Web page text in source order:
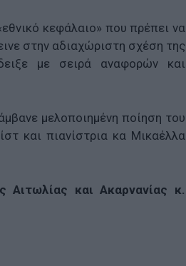
κεφάλαιο» που πρέπει να
στην αδιαχώριστη σχέση της
με σειρά αναφορών και
μελοποιημένη ποίηση του
και πιανίστρια κα Μικαέλλα
Αιτωλίας και Ακαρνανίας κ.